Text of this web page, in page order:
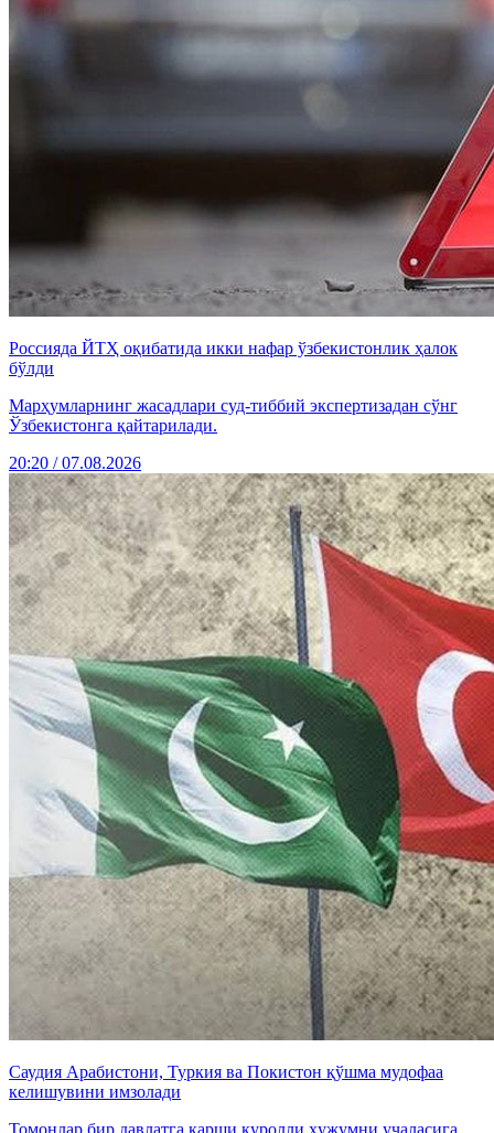
Россияда ЙТҲ оқибатида икки нафар ўзбекистонлик ҳалок
бўлди
Марҳумларнинг жасадлари суд-тиббий экспертизадан сўнг
Ўзбекистонга қайтарилади.
20:20 / 07.08.2026
Саудия Арабистони, Туркия ва Покистон қўшма мудофаа
келишувини имзолади